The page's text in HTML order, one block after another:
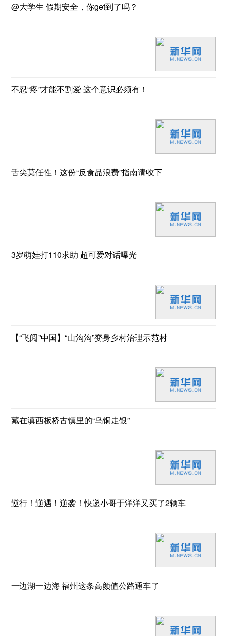
@大学生 假期安全，你get到了吗？
不忍“疼”才能不割爱 这个意识必须有！
舌尖莫任性！这份“反食品浪费”指南请收下
3岁萌娃打110求助 超可爱对话曝光
【“飞阅”中国】“山沟沟”变身乡村治理示范村
藏在滇西板桥古镇里的“乌铜走银”
逆行！逆遇！逆袭！快递小哥于洋洋又买了2辆车
一边湖一边海 福州这条高颜值公路通车了